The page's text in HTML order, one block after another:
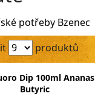
potřeby Bzenec
produktů
Dip 100ml
Butyric